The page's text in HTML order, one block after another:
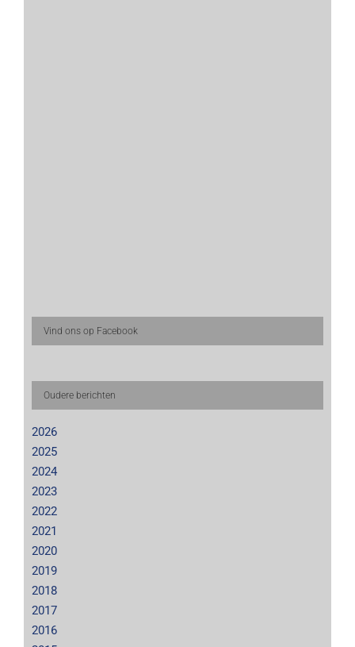
Vind ons op Facebook
Oudere berichten
2026
2025
2024
2023
2022
2021
2020
2019
2018
2017
2016